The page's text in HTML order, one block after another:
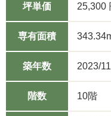
坪単価 25,300
専有面積
築年数 2023/11
階数 10階